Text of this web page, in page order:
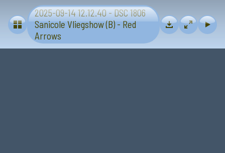
Vliegtuigen - Sanicole (B) 13 en 14 september 2025
2025-09-14 12.12.40 - DSC 1806
Sanicole Vliegshow (B) - Red
Arrows